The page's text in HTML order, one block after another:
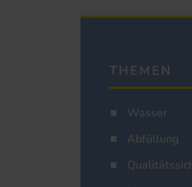
THEMEN
Wasser
Abfüllung